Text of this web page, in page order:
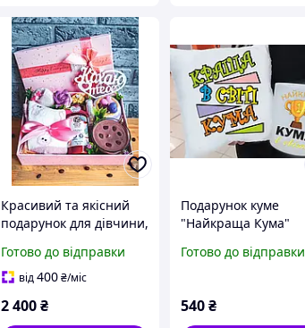
Красивий та якісний
подарунок для дівчини,
дружини, подарунок
для мами, для куми,
Готово до відправки
від400₴/міс
2 400₴
Подарунок куме
"Найкраща Кума"
Подарунковий набір
Готово до відправки
540₴